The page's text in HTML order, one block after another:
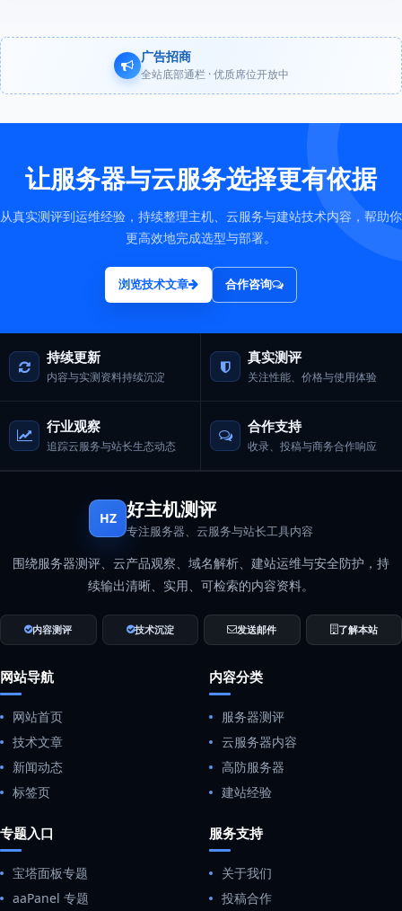
广告招商
全站底部通栏 · 优质席位开放中
让服务器与云服务选择更有依据
从真实测评到运维经验，持续整理主机、云服务与建站技术内容，帮助你
更高效地完成选型与部署。
浏览技术文章 合作咨询
持续更新
内容与实测资料持续沉淀
真实测评
关注性能、价格与使用体验
行业观察
追踪云服务与站长生态动态
合作支持
收录、投稿与商务合作响应
HZ 好主机测评
专注服务器、云服务与站长工具内容
围绕服务器测评、云产品观察、域名解析、建站运维与安全防护，持
续输出清晰、实用、可检索的内容资料。
内容测评 技术沉淀 发送邮件 了解本站
网站导航
网站首页
技术文章
新闻动态
标签页
内容分类
服务器测评
云服务器内容
高防服务器
建站经验
专题入口
宝塔面板专题
aaPanel 专题
服务支持
关于我们
投稿合作